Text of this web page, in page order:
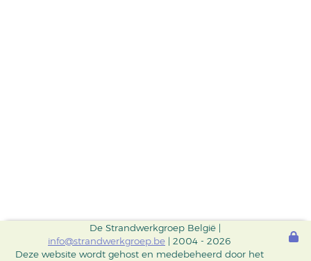
De Strandwerkgroep België |
info@strandwerkgroep.be | 2004 - 2026
Deze website wordt gehost en medebeheerd door het